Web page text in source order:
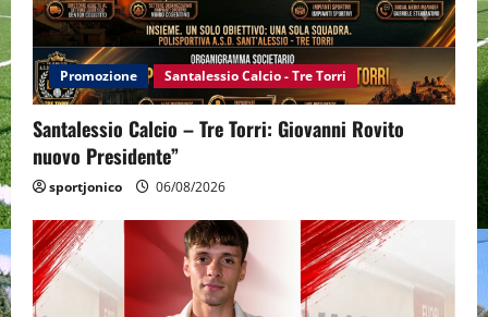
Promozione Santalessio Calcio - Tre Torri
Santalessio Calcio – Tre Torri: Giovanni Rovito
nuovo Presidente”
sportjonico 06/08/2026